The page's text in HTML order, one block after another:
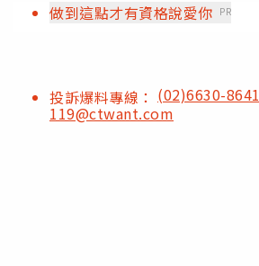
做到這點才有資格說愛你 PR
投訴爆料專線： (02)6630-8641
119@ctwant.com